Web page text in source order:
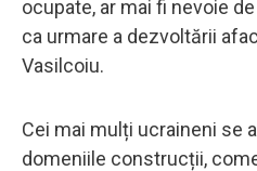
ocupate, ar mai fi nevoie
ca urmare a dezvoltării
Vasilcoiu.
Cei mai mulți ucraineni se
domeniile construcții,